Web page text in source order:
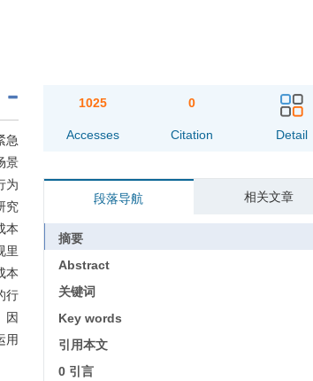
急
景
为
究
本
里
本
行
因
用
1025
Accesses
0
Citation Detail
段落导航 相关文章
摘要
Abstract
关键词
Key words
引用本文
0 引言